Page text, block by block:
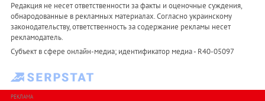
Редакция не несет ответственности за факты и оценочные суждения,
обнародованные в рекламных материалах. Согласно украинскому
законодательству, ответственность за содержание рекламы несет
рекламодатель.
Субъект в сфере онлайн-медиа; идентификатор медиа - R40-05097
РЕКЛАМА